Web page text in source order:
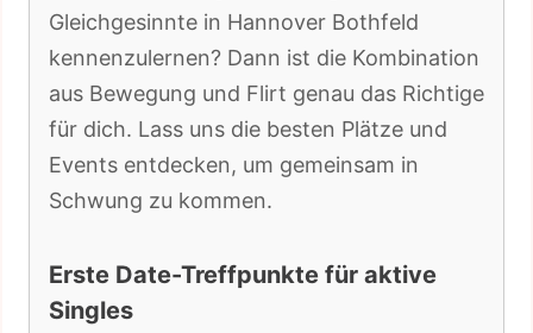
Gleichgesinnte in Hannover Bothfeld
kennenzulernen? Dann ist die Kombination
aus Bewegung und Flirt genau das Richtige
für dich. Lass uns die besten Plätze und
Events entdecken, um gemeinsam in
Schwung zu kommen.
Erste Date-Treffpunkte für aktive
Singles